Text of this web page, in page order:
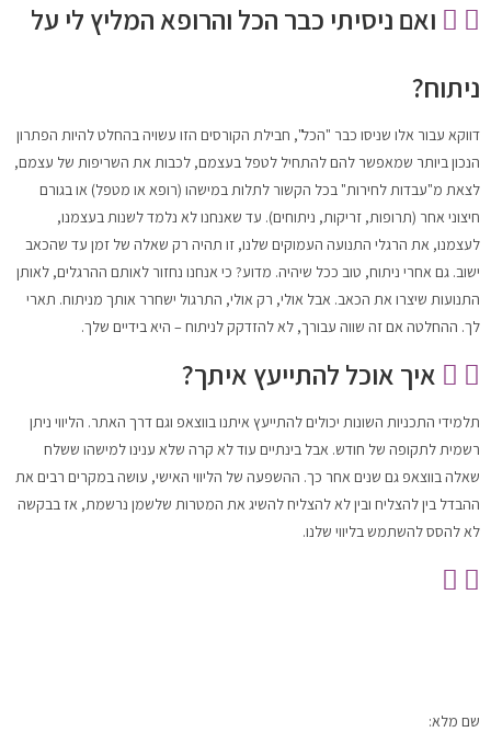
ואם ניסיתי כבר הכל והרופא המליץ לי על
ניתוח?
דווקא עבור אלו שניסו כבר "הכל", חבילת הקורסים הזו עשויה בהחלט להיות הפתרון
הנכון ביותר שמאפשר להם להתחיל לטפל בעצמם, לכבות את השריפות של עצמם,
לצאת מ"עבדות לחירות" בכל הקשור לתלות במישהו (רופא או מטפל) או בגורם
חיצוני אחר (תרופות, זריקות, ניתוחים). עד שאנחנו לא נלמד לשנות בעצמנו,
לעצמנו, את הרגלי התנועה העמוקים שלנו, זו תהיה רק שאלה של זמן עד שהכאב
ישוב. גם אחרי ניתוח, טוב ככל שיהיה. מדוע? כי אנחנו נחזור לאותם ההרגלים, לאותן
התנועות שיצרו את הכאב. אבל אולי, רק אולי, התרגול ישחרר אותך מניתוח. תארי
לך. ההחלטה אם זה שווה עבורך, לא להזדקק לניתוח – היא בידיים שלך.
איך אוכל להתייעץ איתך?
תלמידי התכניות השונות יכולים להתייעץ איתנו בווצאפ וגם דרך האתר. הליווי ניתן
רשמית לתקופה של חודש. אבל בינתיים עוד לא קרה שלא ענינו למישהו ששלח
שאלה בווצאפ גם שנים אחר כך. ההשפעה של הליווי האישי, עושה במקרים רבים את
ההבדל בין להצליח ובין לא להצליח להשיג את המטרות שלשמן נרשמת, אז בבקשה
לא להסס להשתמש בליווי שלנו.
שם מלא: